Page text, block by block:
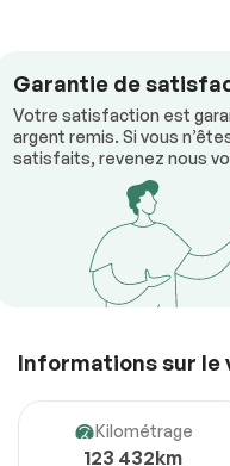
Garantie de
Votre satisfaction est
argent remis. Si vous
satisfaits, revenez nous
Informations sur le
Kilométrage
123 432km